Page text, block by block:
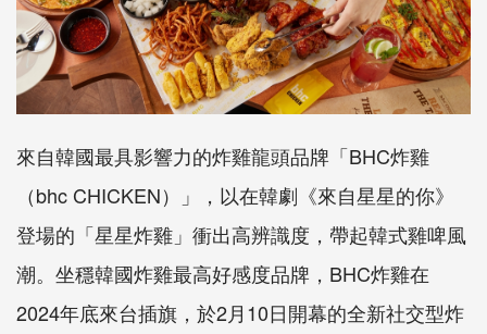
來自韓國最具影響力的炸雞龍頭品牌「BHC炸雞
（bhc CHICKEN）」，以在韓劇《來自星星的你》
登場的「星星炸雞」衝出高辨識度，帶起韓式雞啤風
潮。 坐穩韓國炸雞最高好感度品牌， BHC炸雞在
2024年底來台插旗 ，於2月10日開幕的全新社交型炸